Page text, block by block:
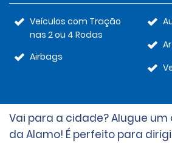
Veículos com Tração
nas 2 ou 4 Rodas
Airbags
Vai para a cidade? Alugue
da Alamo! É perfeito para